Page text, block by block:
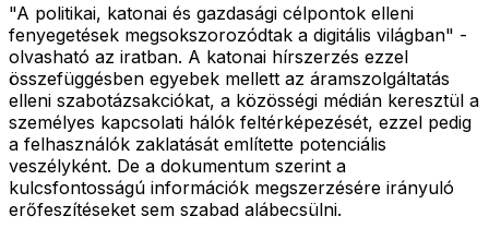
"A politikai, katonai és gazdasági célpontok elleni
fenyegetések megsokszorozódtak a digitális világban" -
olvasható az iratban. A katonai hírszerzés ezzel
összefüggésben egyebek mellett az áramszolgáltatás
elleni szabotázsakciókat, a közösségi médián keresztül a
személyes kapcsolati hálók feltérképezését, ezzel pedig
a felhasználók zaklatását említette potenciális
veszélyként. De a dokumentum szerint a
kulcsfontosságú információk megszerzésére irányuló
erőfeszítéseket sem szabad alábecsülni.